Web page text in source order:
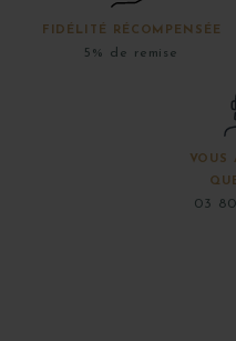
FIDÉLITÉ RÉCOMPENSÉE
5% de remise
VOUS
03